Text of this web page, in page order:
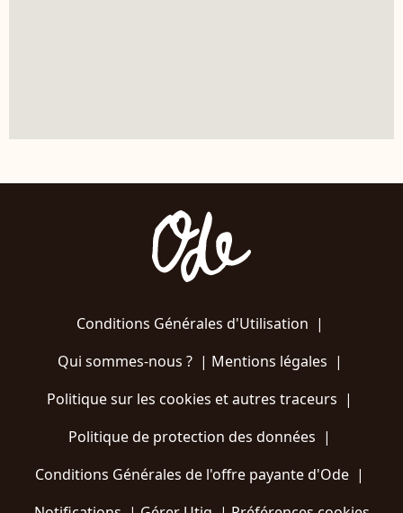
Conditions Générales d'Utilisation |
Qui sommes-nous ?| Mentions légales |
Politique sur les cookies et autres traceurs |
Politique de protection des données |
Conditions Générales de l'offre payante d'Ode |